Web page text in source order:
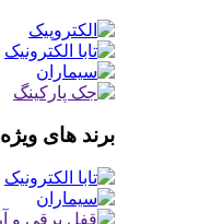
برند های ویژه